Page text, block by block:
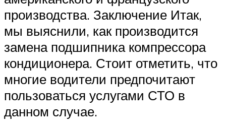
производства. Заключение Итак,
мы выяснили, как производится
замена подшипника компрессора
кондиционера. Стоит отметить, что
многие водители предпочитают
пользоваться услугами СТО в
данном случае.